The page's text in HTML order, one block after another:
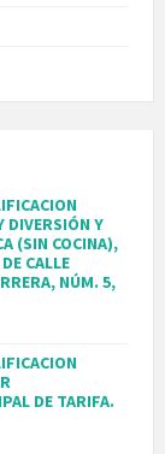
DIVERSIÓN Y
(SIN COCINA),
CALLE
NÚM. 5,
DE TARIFA.